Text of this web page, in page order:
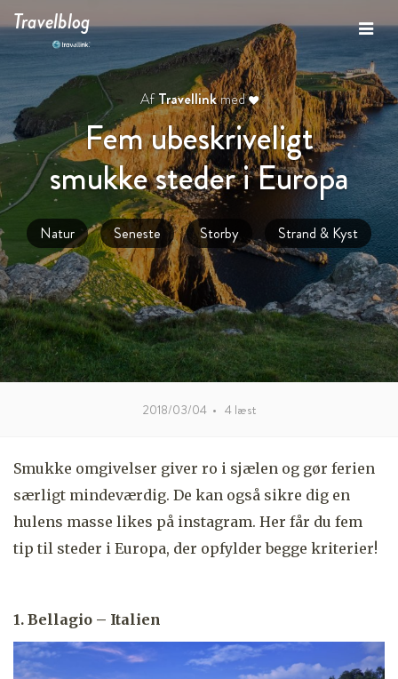
Travelblog
AfTravellinkmed
Fem ubeskriveligt
smukke steder i Europa
Natur Seneste Storby Strand & Kyst
2018/03/04• 4 læst
Smukke omgivelser giver ro i sjælen og gør ferien
særligt mindeværdig. De kan også sikre dig en
hulens masse likes på instagram. Her får du fem
tip til steder i Europa, der opfylder begge kriterier!
1. Bellagio – Italien